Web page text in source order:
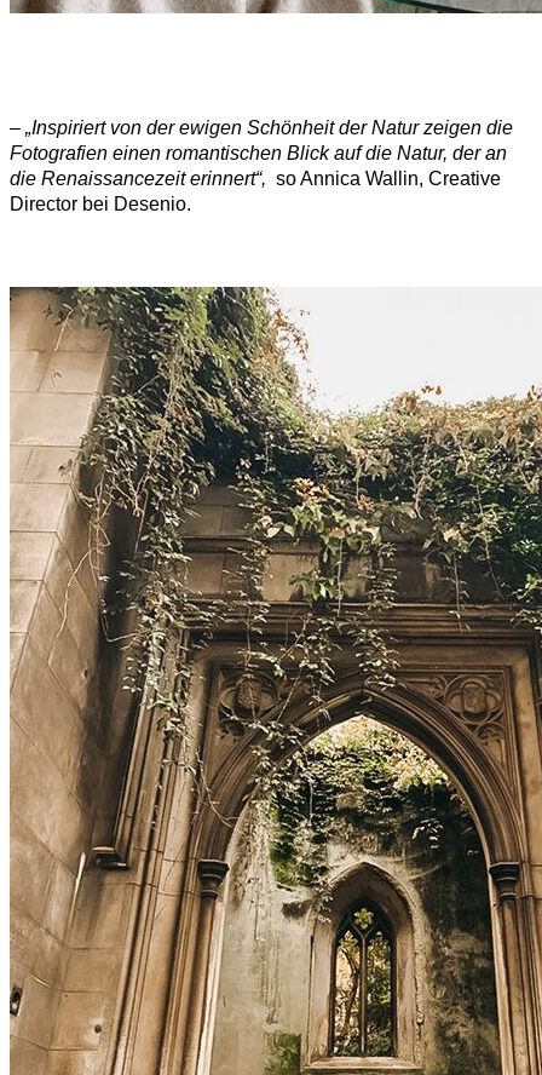
– „Inspiriert von der ewigen Schönheit der Natur zeigen die
Fotografien einen romantischen Blick auf die Natur, der an
die Renaissancezeit erinnert“, so Annica Wallin, Creative
Director bei Desenio.